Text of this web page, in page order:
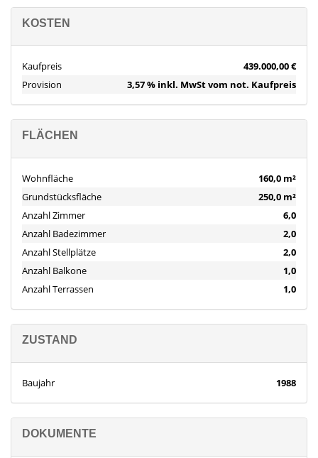
Baufinanzierung über unser Schwesterunternehmen FALC-
Finance zur Verfügung.
KOSTEN
Kaufpreis
439.000,00 €
Provision
3,57 % inkl. MwSt vom not. Kaufpreis
FLÄCHEN
Wohnfläche
160,0 m²
Grundstücksfläche
250,0 m²
Anzahl Zimmer
6,0
Anzahl Badezimmer
2,0
Anzahl Stellplätze
2,0
Anzahl Balkone
1,0
Anzahl Terrassen
1,0
ZUSTAND
Baujahr 1988
DOKUMENTE